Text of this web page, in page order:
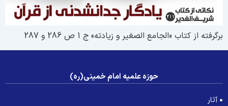
از کتاب «الجامع الصغیر و زیادته» ج 1 ص 286 و 287
حوزه علمیه امام خمینی(ره)
آثار